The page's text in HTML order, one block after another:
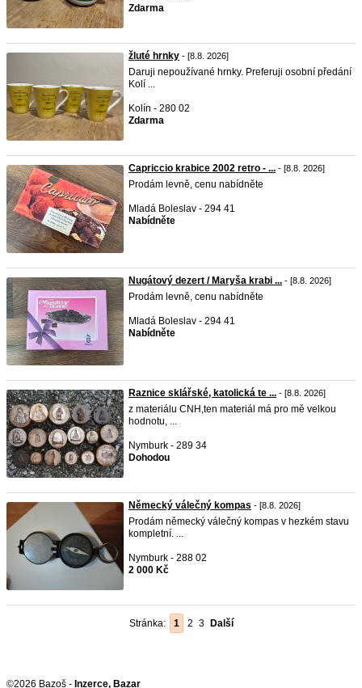
Zdarma
žluté hrnky - [8.8. 2026]
Daruji nepoužívané hrnky. Preferuji osobní předání
Kolí ...
Kolín - 280 02
Zdarma
Capriccio krabice 2002 retro - ... - [8.8. 2026]
Prodám levně, cenu nabídněte
Mladá Boleslav - 294 41
Nabídněte
Nugátový dezert / Maryša krabi ... - [8.8. 2026]
Prodám levně, cenu nabídněte
Mladá Boleslav - 294 41
Nabídněte
Raznice sklářské, katolická te ... - [8.8. 2026]
z materiálu CNH,ten materiál má pro mě velkou
hodnotu, ...
Nymburk - 289 34
Dohodou
Německý válečný kompas - [8.8. 2026]
Prodám německý válečný kompas v hezkém stavu
kompletní. ...
Nymburk - 288 02
2 000 Kč
Stránka: 1 2 3 Další
©2026 Bazoš - Inzerce, Bazar